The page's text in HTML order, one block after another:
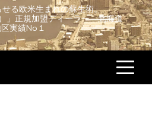
る欧米生まれの蘇生術。
」正規加盟ディーラー 北海道
実績No１